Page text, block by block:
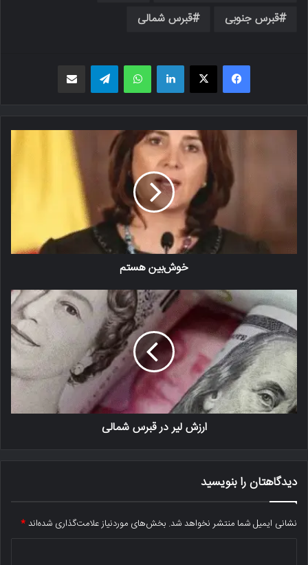
قبرس جنوبی
قبرس شمالی
فیسبوک X لینکدین واتس اپ
خوش‌بین هستم
ارزش لیر در قبرس شمالی
دیدگاهتان را بنویسید
نشانی ایمیل شما منتشر نخواهد شد. بخش‌های موردنیاز علامت‌گذاری شده‌اند*